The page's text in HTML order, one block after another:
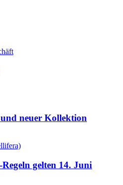
neuer Kollektion
gelten 14. Juni